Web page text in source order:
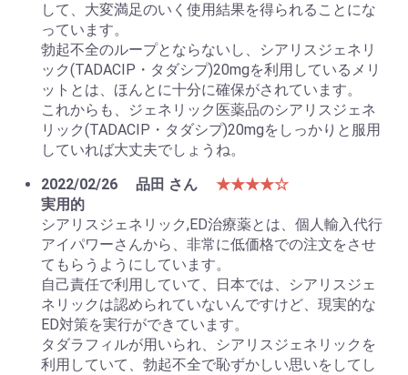
して、大変満足のいく使用結果を得られることにな
っています。
勃起不全のループとならないし、シアリスジェネリ
ック(TADACIP・タダシプ)20mgを利用しているメリ
ットとは、ほんとに十分に確保がされています。
これからも、ジェネリック医薬品のシアリスジェネ
リック(TADACIP・タダシプ)20mgをしっかりと服用
していれば大丈夫でしょうね。
2022/02/26
品田 さん
★★★★☆
実用的
シアリスジェネリック,ED治療薬とは、個人輸入代行
アイパワーさんから、非常に低価格での注文をさせ
てもらうようにしています。
自己責任で利用していて、日本では、シアリスジェ
ネリックは認められていないんですけど、現実的な
ED対策を実行ができています。
タダラフィルが用いられ、シアリスジェネリックを
利用していて、勃起不全で恥ずかしい思いをしてし